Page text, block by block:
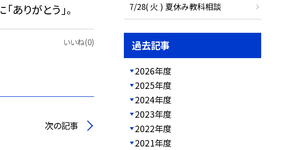
ありがとう」。
いいね(0)
次の記事
7/28( 火 ) 夏休み教科相談
過去記事
2026年度
2025年度
2024年度
2023年度
2022年度
2021年度